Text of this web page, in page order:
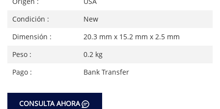
Condición :
New
Dimensión :
20.3 mm x 15.2 mm x 2.5 mm
Peso :
0.2 kg
Pago :
Bank Transfer
CONSULTA AHORA